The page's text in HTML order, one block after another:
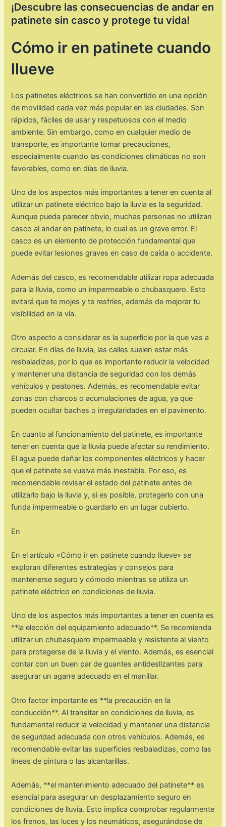
¡Descubre las consecuencias de andar en
patinete sin casco y protege tu vida!
Cómo ir en patinete cuando
llueve
Los patinetes eléctricos se han convertido en una opción
de movilidad cada vez más popular en las ciudades. Son
rápidos, fáciles de usar y respetuosos con el medio
ambiente. Sin embargo, como en cualquier medio de
transporte, es importante tomar precauciones,
especialmente cuando las condiciones climáticas no son
favorables, como en días de lluvia.
Uno de los aspectos más importantes a tener en cuenta al
utilizar un patinete eléctrico bajo la lluvia es la seguridad.
Aunque pueda parecer obvio, muchas personas no utilizan
casco al andar en patinete, lo cual es un grave error. El
casco es un elemento de protección fundamental que
puede evitar lesiones graves en caso de caída o accidente.
Además del casco, es recomendable utilizar ropa adecuada
para la lluvia, como un impermeable o chubasquero. Esto
evitará que te mojes y te resfríes, además de mejorar tu
visibilidad en la vía.
Otro aspecto a considerar es la superficie por la que vas a
circular. En días de lluvia, las calles suelen estar más
resbaladizas, por lo que es importante reducir la velocidad
y mantener una distancia de seguridad con los demás
vehículos y peatones. Además, es recomendable evitar
zonas con charcos o acumulaciones de agua, ya que
pueden ocultar baches o irregularidades en el pavimento.
En cuanto al funcionamiento del patinete, es importante
tener en cuenta que la lluvia puede afectar su rendimiento.
El agua puede dañar los componentes eléctricos y hacer
que el patinete se vuelva más inestable. Por eso, es
recomendable revisar el estado del patinete antes de
utilizarlo bajo la lluvia y, si es posible, protegerlo con una
funda impermeable o guardarlo en un lugar cubierto.
En
En el artículo «Cómo ir en patinete cuando llueve» se
exploran diferentes estrategias y consejos para
mantenerse seguro y cómodo mientras se utiliza un
patinete eléctrico en condiciones de lluvia.
Uno de los aspectos más importantes a tener en cuenta es
**la elección del equipamiento adecuado**. Se recomienda
utilizar un chubasquero impermeable y resistente al viento
para protegerse de la lluvia y el viento. Además, es esencial
contar con un buen par de guantes antideslizantes para
asegurar un agarre adecuado en el manillar.
Otro factor importante es **la precaución en la
conducción**. Al transitar en condiciones de lluvia, es
fundamental reducir la velocidad y mantener una distancia
de seguridad adecuada con otros vehículos. Además, es
recomendable evitar las superficies resbaladizas, como las
líneas de pintura o las alcantarillas.
Además, **el mantenimiento adecuado del patinete** es
esencial para asegurar un desplazamiento seguro en
condiciones de lluvia. Esto implica comprobar regularmente
los frenos, las luces y los neumáticos, asegurándose de